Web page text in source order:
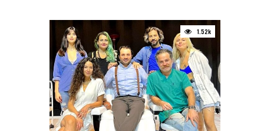
1.52k